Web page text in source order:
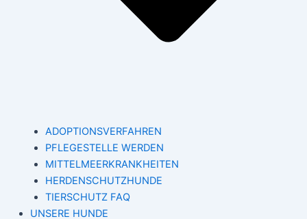
ADOPTIONSVERFAHREN
PFLEGESTELLE WERDEN
MITTELMEERKRANKHEITEN
HERDENSCHUTZHUNDE
TIERSCHUTZ FAQ
UNSERE HUNDE